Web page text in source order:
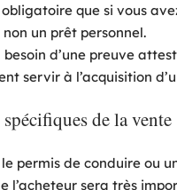
que si vous
un prêt personnel.
besoin d’une preuve
servir à l’acquisition
de la vente
permis de conduire ou
l’acheteur sera très